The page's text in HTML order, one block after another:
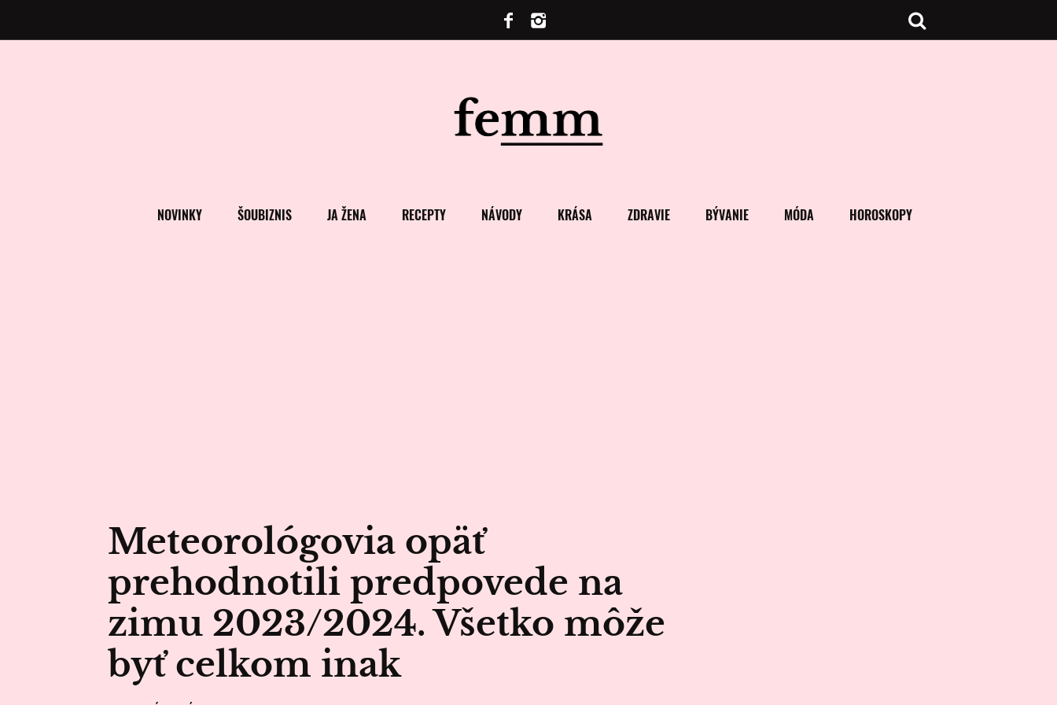
NOVINKY ŠOUBIZNIS JA ŽENA RECEPTY NÁVODY KRÁSA ZDRAVIE BÝVANIE MÓDA HOROSKOPY
Meteorológovia opäť
prehodnotili predpovede na
zimu 2023/2024. Všetko môže
byť celkom inak